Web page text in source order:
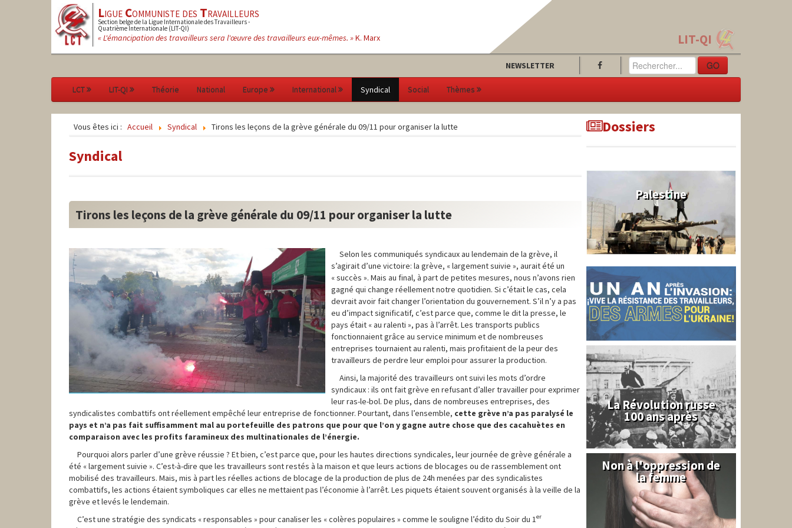
LigueCommuniste des Travailleurs
Section belge de la Ligue Internationale des Travailleurs -
Quatrième Internationale (LIT-QI)
« L'émancipation des travailleurs sera l'œuvre des travailleurs eux-mêmes. »K. Marx LIT-QI
NEWSLETTER GO
LCT LIT-QI Théorie National Europe International Syndical Social Thèmes
Vous êtes ici : Accueil Syndical Tirons les leçons de la grève générale du 09/11 pour organiser la lutte
Syndical
Tirons les leçons de la grève générale du 09/11 pour organiser la lutte
Selon les communiqués syndicaux au lendemain de la grève, il
s’agirait d’une victoire: la grève, « largement suivie », aurait été un
« succès ». Mais au final, à part de petites mesures, nous n’avons rien
gagné qui change réellement notre quotidien. Si c’était le cas, cela
devrait avoir fait changer l’orientation du gouvernement. S’il n’y a pas
eu d’impact significatif, c’est parce que, comme le dit la presse, le
pays était « au ralenti », pas à l’arrêt. Les transports publics
fonctionnaient grâce au service minimum et de nombreuses
entreprises tournaient au ralenti, mais profitaient de la peur des
travailleurs de perdre leur emploi pour assurer la production.
Ainsi, la majorité des travailleurs ont suivi les mots d’ordre
syndicaux : ils ont fait grève en refusant d’aller travailler pour exprimer
leur ras-le-bol. De plus, dans de nombreuses entreprises, des
syndicalistes combattifs ont réellement empêché leur entreprise de fonctionner. Pourtant, dans l’ensemble, cette grève n’a pas paralysé le
pays et n’a pas fait suffisamment mal au portefeuille des patrons que pour que l’on y gagne autre chose que des cacahuètes en
comparaison avec les profits faramineux des multinationales de l’énergie.
Pourquoi alors parler d’une grève réussie ? Et bien, c’est parce que, pour les hautes directions syndicales, leur journée de grève générale a
été « largement suivie ». C’est-à-dire que les travailleurs sont restés à la maison et que leurs actions de blocages ou de rassemblement ont
mobilisé des travailleurs. Mais, mis à part les réelles actions de blocage de la production de plus de 24h menées par des syndicalistes
combattifs, les actions étaient symboliques car elles ne mettaient pas l’économie à l’arrêt. Les piquets étaient souvent organisés à la veille de la
grève et levés le lendemain.
C’est une stratégie des syndicats « responsables » pour canaliser les « colères populaires » comme le souligne l’édito du Soir du 1er
Dossiers
Palestine
La Révolution russe
100 ans après
Syrie
Non à l'oppression de
la femme